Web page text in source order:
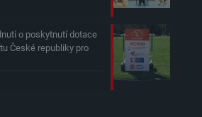
o poskytnutí dotace
České republiky pro